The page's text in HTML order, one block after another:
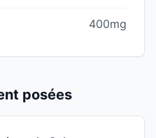
400mg
posées